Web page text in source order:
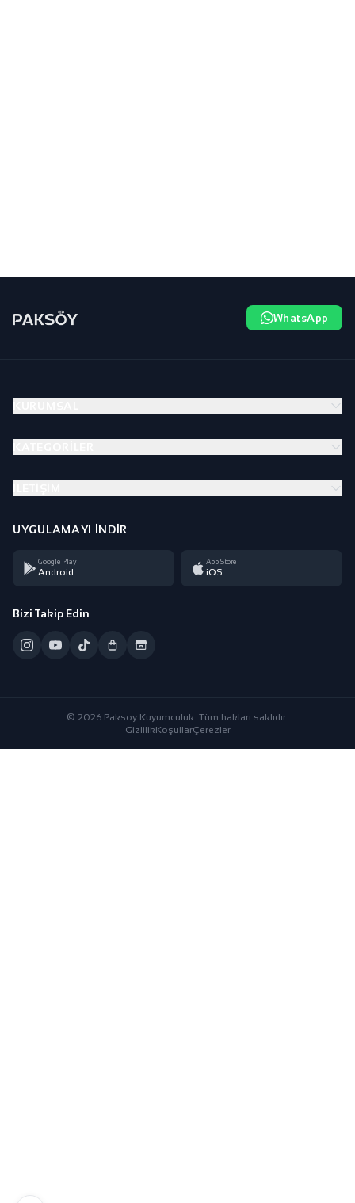
WhatsApp
UYGULAMAYI İNDIR
Google Play
Android
App Store
iOS
Bizi Takip Edin
© 2026 Paksoy Kuyumculuk. Tüm hakları saklıdır.
GizlilikKoşullarÇerezler